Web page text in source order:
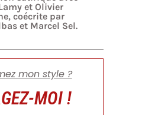
et Olivier
coécrite par
et Marcel Sel.
mon style ?
MOI !